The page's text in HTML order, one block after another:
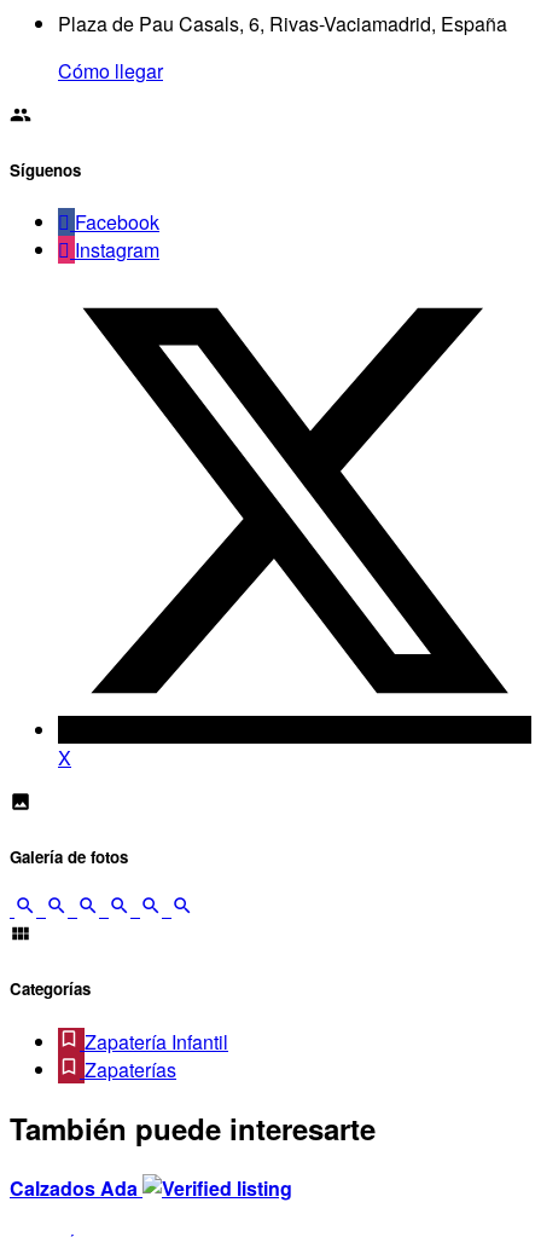
Plaza de Pau Casals, 6, Rivas-Vaciamadrid, España
Cómo llegar
Síguenos
Facebook
Instagram
X
Galería de fotos
Categorías
Zapatería Infantil
Zapaterías
También puede interesarte
Calzados Ada